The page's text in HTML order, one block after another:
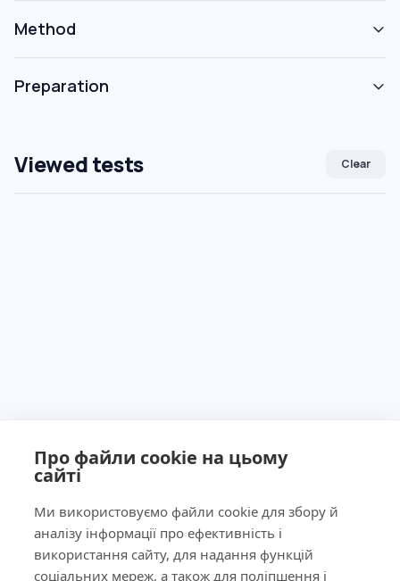
Про файли cookie на цьому
сайті
Ми використовуємо файли cookie для збору й
аналізу інформації про ефективність і
використання сайту, для надання функцій
соціальних мереж, а також для поліпшення і
Method
Preparation
Viewed tests Clear
September 23, 2011